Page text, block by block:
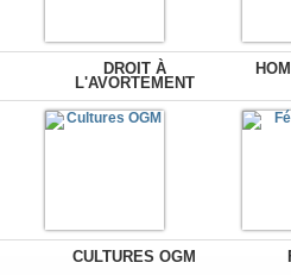
DROIT À
L'AVORTEMENT
CULTURES OGM